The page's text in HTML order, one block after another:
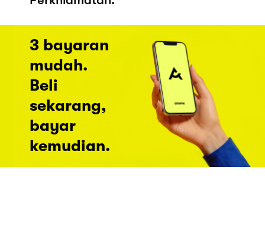
3 bayaran
mudah.
Beli
sekarang,
bayar
kemudian.